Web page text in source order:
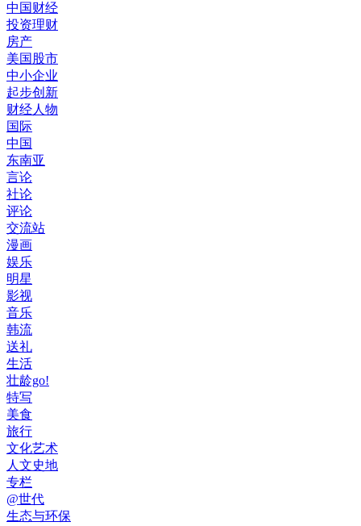
中国财经
投资理财
房产
美国股市
中小企业
起步创新
财经人物
国际
中国
东南亚
言论
社论
评论
交流站
漫画
娱乐
明星
影视
音乐
韩流
送礼
生活
壮龄go!
特写
美食
旅行
文化艺术
人文史地
专栏
@世代
生态与环保